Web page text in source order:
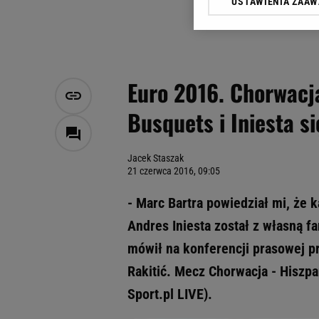
Euro 2016.
Busquets i Iniesta
Jacek Staszak
21 czerwca 2016, 09:05
- Marc Bartra powiedział mi, że
Andres Iniesta został z własną
mówił na konferencji prasowej
Rakitić. Mecz Chorwacja -
Sport.pl LIVE).
Klikając „Akceptuję”
Zaufanych Partnerów i
My, nasi Zaufani
Użycie dokładnych
Przechowywanie
badnie odbiorców i